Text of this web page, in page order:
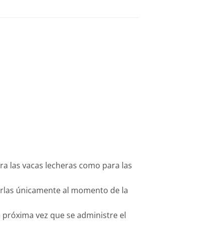
las vacas lecheras como para las
únicamente al momento de la
vez que se administre el